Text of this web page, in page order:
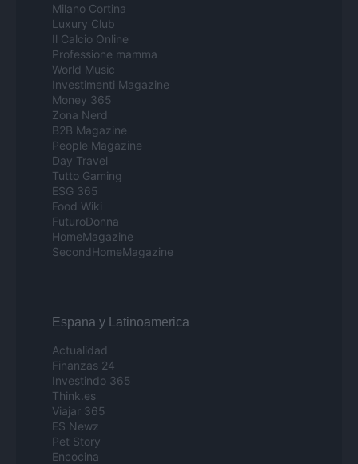
Milano Cortina
Luxury Club
Il Calcio Online
Professione mamma
World Music
Investimenti Magazine
Money 365
Zona Nerd
B2B Magazine
People Magazine
Day Travel
Tutto Gaming
ESG 365
Food Wiki
FuturoDonna
HomeMagazine
SecondHomeMagazine
Espana y Latinoamerica
Actualidad
Finanzas 24
Investindo 365
Think.es
Viajar 365
ES Newz
Pet Story
Encocina